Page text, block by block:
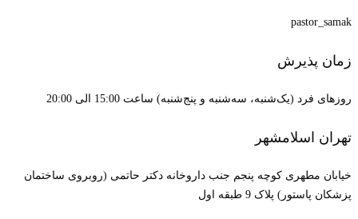
pastor_samak
زمان پذیرش
روزهای فرد (یک‌شنبه، سه‌شنبه و پنج‌شنبه) ساعت 15:00 الی 20:00
تهران اسلامشهر
خیابان مطهری کوچه پنجم جنب داروخانه دکتر حاتمی (روبروی ساختمان
پزشکان پاستور) پلاک 9 طبقه اول